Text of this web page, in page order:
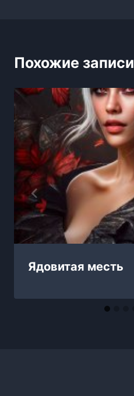
Похожие записи
Ядовитая месть